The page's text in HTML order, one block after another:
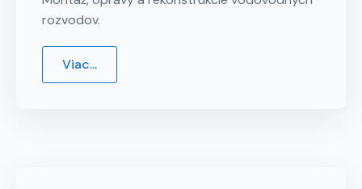
rozvodov.
Viac...